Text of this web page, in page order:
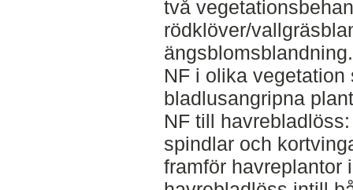
två
rödklöver/
NF i olika
bladlusangripna
NF till
spindlar och
framför havreplantor